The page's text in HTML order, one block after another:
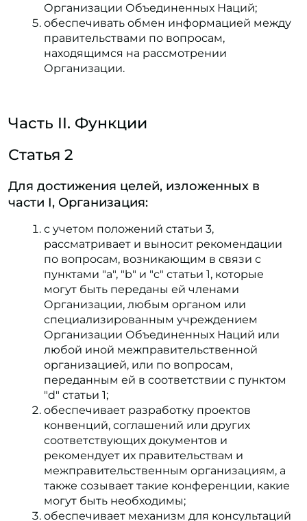
Организации Объединенных Наций;
обеспечивать обмен информацией между
правительствами по вопросам,
находящимся на рассмотрении
Организации.
Часть II. Функции
Статья 2
Для достижения целей, изложенных в
части I, Организация:
с учетом положений статьи 3,
рассматривает и выносит рекомендации
по вопросам, возникающим в связи с
пунктами "a", "b" и "c" статьи 1, которые
могут быть переданы ей членами
Организации, любым органом или
специализированным учреждением
Организации Объединенных Наций или
любой иной межправительственной
организацией, или по вопросам,
переданным ей в соответствии с пунктом
"d" статьи 1;
обеспечивает разработку проектов
конвенций, соглашений или других
соответствующих документов и
рекомендует их правительствам и
межправительственным организациям, а
также созывает такие конференции, какие
могут быть необходимы;
обеспечивает механизм для консультаций